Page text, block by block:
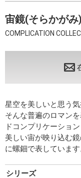
宙鏡(そらかがみ)
COMPLICATION
星空を美しいと思う
そんな普遍のロマン
ドコンプリケーショ
美しい宙が映り込む
に螺鈿で表しています
シリーズ